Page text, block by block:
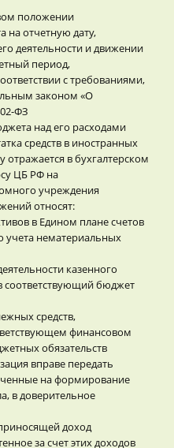
положении
на отчетную дату,
деятельности и движении
период,
с требованиями,
законом «О
ФЗ
над его расходами
средств в иностранных
отражается в бухгалтерском
ЦБ РФ на
учреждения
относят:
в Едином плане счетов
учета нематериальных
казенного
соответствующий бюджет
средств,
финансовом
обязательств
вправе передать
на формирование
в доверительное
доход
за счет этих доходов